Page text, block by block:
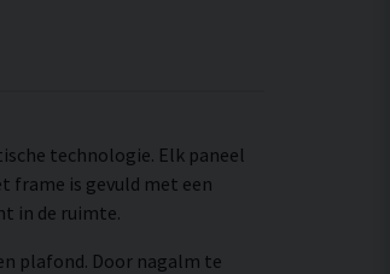
technologie. Elk paneel
frame is gevuld met een
in de ruimte.
plafond. Door nagalm te